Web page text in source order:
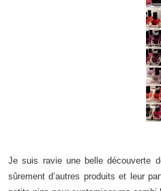
Je suis ravie une belle découverte
sûrement d’autres produits et leur